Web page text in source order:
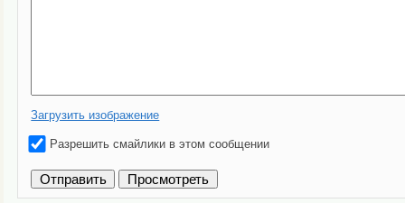
Загрузить изображение
Разрешить смайлики в этом сообщении